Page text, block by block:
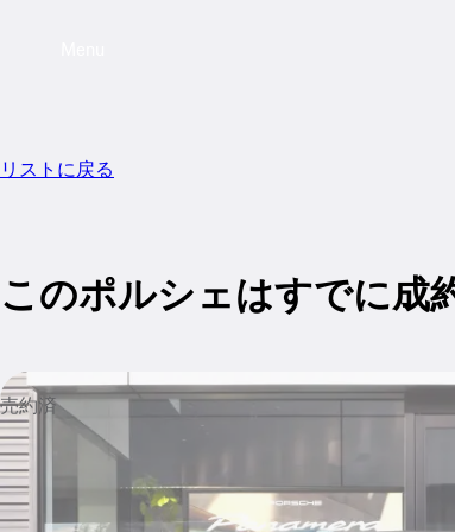
リストに戻る
このポルシェはすでに成
売約済